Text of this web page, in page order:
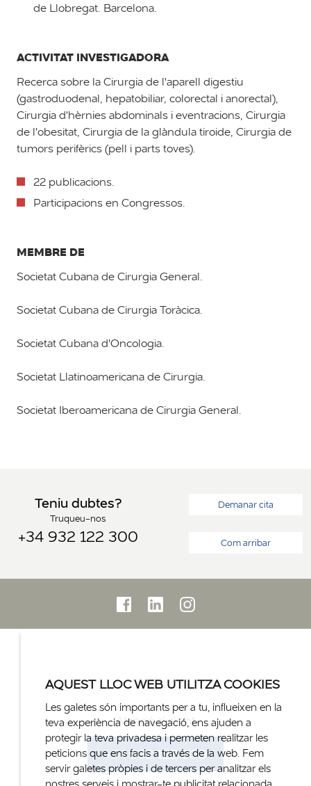
de Llobregat. Barcelona.
ACTIVITAT INVESTIGADORA
Recerca sobre la Cirurgia de l'aparell digestiu
(gastroduodenal, hepatobiliar, colorectal i anorectal),
Cirurgia d'hèrnies abdominals i eventracions, Cirurgia
de l'obesitat, Cirurgia de la glàndula tiroide, Cirurgia de
tumors perifèrics (pell i parts toves).
22 publicacions.
Participacions en Congressos.
MEMBRE DE
Societat Cubana de Cirurgia General.
Societat Cubana de Cirurgia Toràcica.
Societat Cubana d'Oncologia.
Societat Llatinoamericana de Cirurgia.
Societat Iberoamericana de Cirurgia General.
Teniu dubtes?
Truqueu-nos
+34 932 122 300
Demanar cita
Com arribar
Atenció al client
+34 932 122 300
AQUEST LLOC WEB UTILITZA COOKIES
Les galetes són importants per a tu, influeixen en la
teva experiència de navegació, ens ajuden a
protegir la teva privadesa i permeten realitzar les
peticions que ens facis a través de la web. Fem
servir galetes pròpies i de tercers per analitzar els